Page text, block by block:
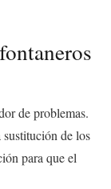
de problemas.
de los
para que el